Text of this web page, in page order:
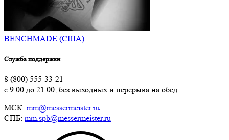
BENCHMADE (США)
Служба поддержки
8 (800) 555-33-21
с 9:00 до 21:00, без выходных и перерыва на обед
МСК: mm@messermeister.ru
СПБ: mm.spb@messermeister.ru